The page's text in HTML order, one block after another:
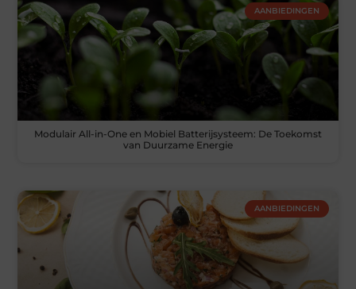
AANBIEDINGEN
Modulair All-in-One en Mobiel Batterijsysteem: De Toekomst
van Duurzame Energie
AANBIEDINGEN